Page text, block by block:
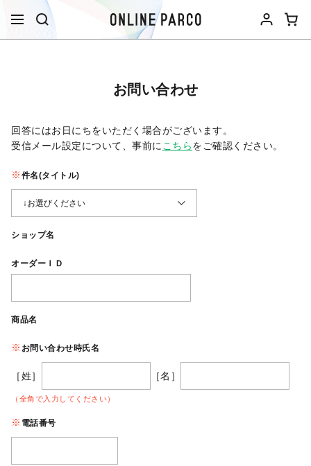
お問い合わせ
回答にはお日にちをいただく場合がございます。
受信メール設定について、事前に こちらをご確認ください。​
件名(タイトル)
ショップ名
オーダーＩＤ
商品名
お問い合わせ時氏名
［姓］ ［名］
（全角で入力してください）
電話番号